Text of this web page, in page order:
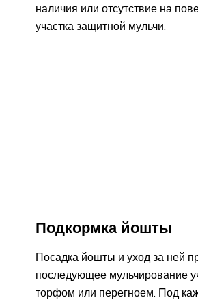
наличия или отсутствие на
участка защитной мульчи.
Подкормка йошты
Посадка йошты и уход за ней
последующее мульчирование
торфом или перегноем. Под